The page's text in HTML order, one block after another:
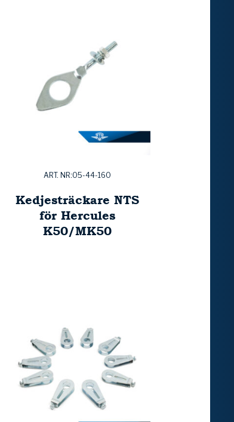
ART. NR:05-44-160
Kedjesträckare NTS
för Hercules
K50/MK50